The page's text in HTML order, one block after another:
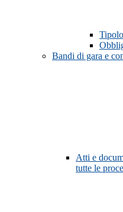
Bandi di gara e
Atti e
tutte le